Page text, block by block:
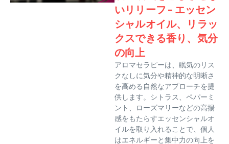
いリリーフ – エッセン
シャルオイル、リラッ
クスできる香り、気分
の向上
アロマセラピーは、眠気のリス
クなしに気分や精神的な明晰さ
を高める自然なアプローチを提
供します。シトラス、ペパーミ
ント、ローズマリーなどの高揚
感をもたらすエッセンシャルオ
イルを取り入れることで、個人
はエネルギーと集中力の向上を